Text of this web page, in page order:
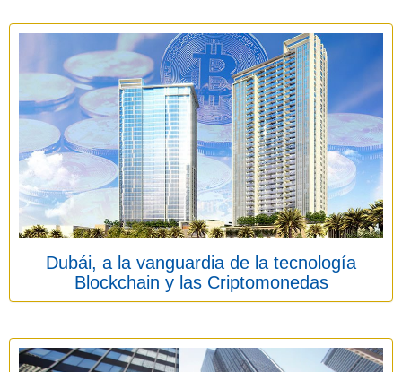
Dubái, a la vanguardia de la tecnología
Blockchain y las Criptomonedas